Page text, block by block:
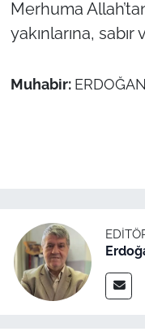
Merhuma
yakınlarına, sabır
Muhabir:
ÇANAKKALE
Politika
Flaş Haber